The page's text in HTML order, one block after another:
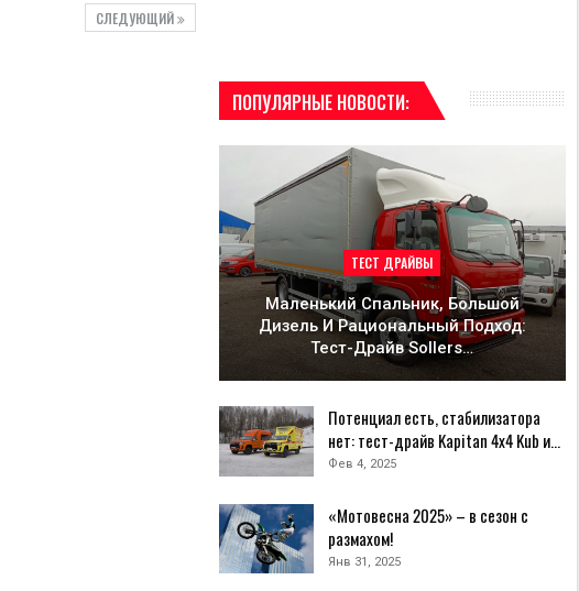
СЛЕДУЮЩИЙ
ПОПУЛЯРНЫЕ НОВОСТИ:
ТЕСТ ДРАЙВЫ
Маленький Спальник, Большой
Дизель И Рациональный Подход:
Тест-Драйв Sollers…
Потенциал есть, стабилизатора
нет: тест-драйв Kapitan 4х4 Kub и…
Фев 4, 2025
«Мотовесна 2025» – в сезон с
размахом!
Янв 31, 2025